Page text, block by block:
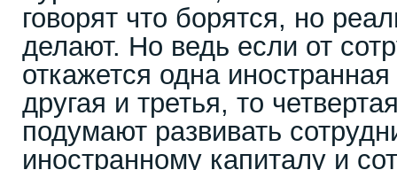
говорят что борятся, но
делают. Но ведь если от
откажется одна
другая и третья, то
подумают развивать
иностранному капиталу и